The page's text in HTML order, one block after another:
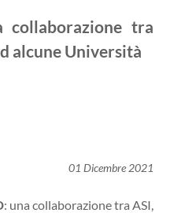
tra
alcune Università
01 Dicembre 2021
: una collaborazione tra ASI,